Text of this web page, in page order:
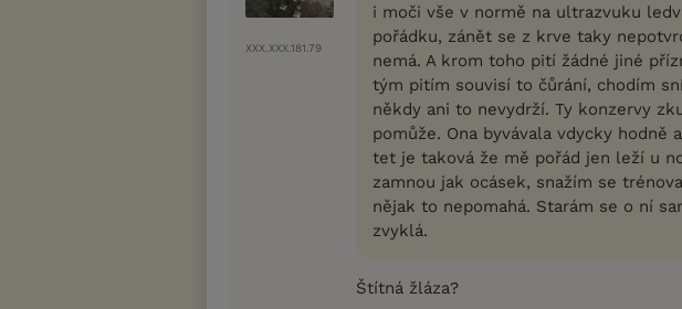
XXX.XXX.181.79
i moči vše v normě na ultrazvuku
pořádku, zánět se z krve taky
nemá. A krom toho pití žádné jiné
tým pitím souvisí to čůrání, chodím
někdy ani to nevydrží. Ty konzervy
pomůže. Ona byvávala vdycky hodně
tet je taková že mě pořád jen leží u
zamnou jak ocásek, snažím se
nějak to nepomahá. Starám se o ní
zvyklá.
Štítná žláza?